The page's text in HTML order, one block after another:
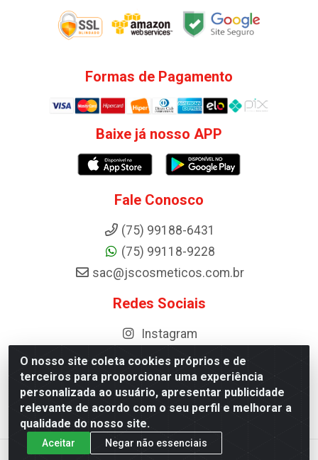
O nosso site coleta cookies próprios e de
terceiros para proporcionar uma experiência
personalizada ao usuário, apresentar publicidade
relevante de acordo com o seu perfil e melhorar a
qualidade do nosso site.
Aceitar
Negar não essenciais
Formas de Pagamento
Baixe já nosso APP
Fale Conosco
(75) 99188-6431
(75) 99118-9228
sac@jscosmeticos.com.br
Redes Sociais
Instagram
Distribuidora de Cosméticos Antoneto LTDA - BA-052, km 87 -
Industrial, Ipirá - BA, 44600-000 - CNPJ 10.984.107/0001-75